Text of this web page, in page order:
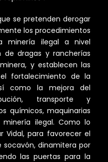
se pretenden derogar
los procedimientos
minería ilegal a nivel
de dragas y rancherías
y establecen las
fortalecimiento de la
como la mejora del
transporte y
químicos, maquinarias
ilegal. Como lo
Vidal, para favorecer el
dinamitera por
las puertas para la